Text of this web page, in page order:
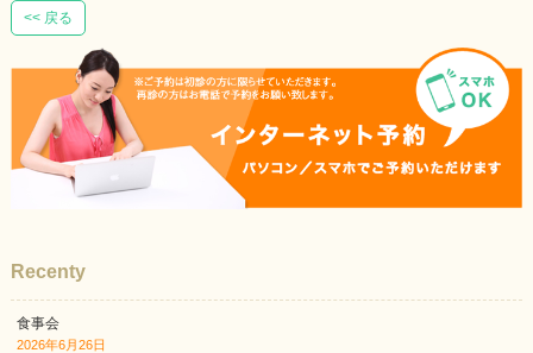
<< 戻る
Recenty
食事会
2026年6月26日